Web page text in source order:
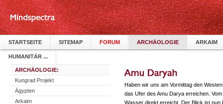
STARTSEITE SITEMAP FORUM ARCHÄOLOGIE ARKAIM
HUMANITÄR ...
ARCHÄOLOGIE:
Kungrad Projekt
Ägypten
Arkaim
Haben wir uns am Vormittag den
das Ufer des Amu Darya erreichen.
Wasser direkt erreicht. Der Blick ist